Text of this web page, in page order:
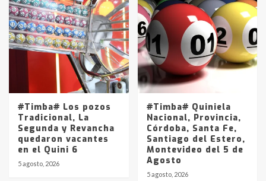
#Timba# Los pozos
Tradicional, La
Segunda y Revancha
quedaron vacantes
en el Quini 6
5 agosto, 2026
#Timba# Quiniela
Nacional, Provincia,
Córdoba, Santa Fe,
Santiago del Estero,
Montevideo del 5 de
Agosto
5 agosto, 2026